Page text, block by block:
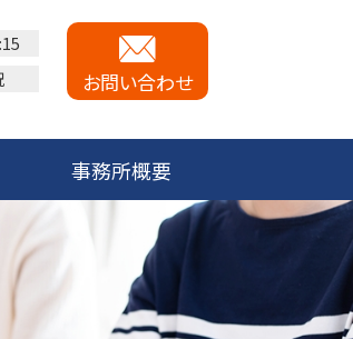
お問い合わせ
事務所概要